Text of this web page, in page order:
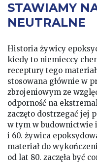
STAWIAMY
NEUTRALNE
Historia żywicy
kiedy to niemieccy
receptury tego
stosowana głównie w
zbrojeniowym ze
odporność na
zaczęto dostrzegać jej
w tym w budownictwie
i 60. żywica
materiał do
od lat 80. zaczęła być